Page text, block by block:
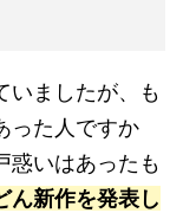
いましたが、も
った人ですか
惑いはあったも
ん新作を発表し